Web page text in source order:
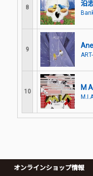
8 沿
9
10 M
オンラインショップ情報